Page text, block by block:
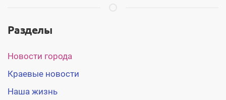
Разделы
Новости города
Краевые новости
Наша жизнь